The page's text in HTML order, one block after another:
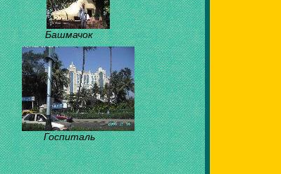
Башмачок
Госпиталь